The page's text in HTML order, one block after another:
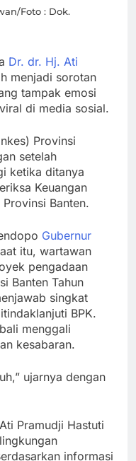
Enggan
Molinié: Chef
Baru Raisa,
Kini Mulai
Terbuka ke
BRIN-BTN
Jalin Kerja
Sama, Perkuat
hingga Solusi
Perumahan
Foto : Dok.
Dr. dr. Hj. Ati
menjadi sorotan
tampak emosi
di media sosial.
Provinsi
setelah
ketika ditanya
Keuangan
Banten.
Gubernur
itu, wartawan
pengadaan
Banten Tahun
singkat
BPK.
menggali
kesabaran.
ujarnya dengan
Pramudji Hastuti
informasi